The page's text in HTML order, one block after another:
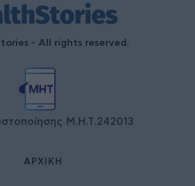
- All rights reserved.
Μ.Η.Τ.242013
ΑΡΧΙΚΉ